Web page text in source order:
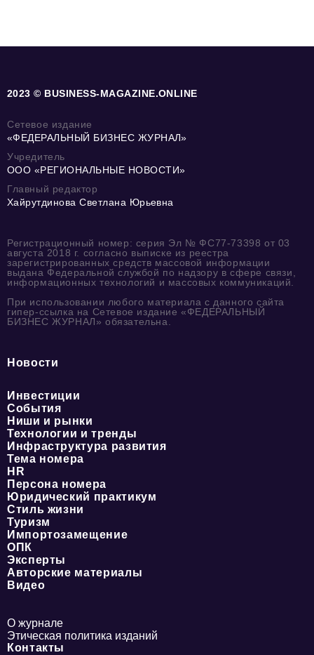
2023 © BUSINESS-MAGAZINE.ONLINE
Сетевое издание
«ФЕДЕРАЛЬНЫЙ БИЗНЕС ЖУРНАЛ»
Учредитель
ООО «РЕГИОНАЛЬНЫЕ НОВОСТИ»
Главный редактор
Хайрутдинова Светлана Юрьевна
Регистрационный номер: серия Эл № ФС77-73398 от 03
августа 2018 г. согласно выписке из реестра
зарегистрированных средств массовой информации
выдана Федеральной службой по надзору в сфере связи,
информационных технологий и массовых коммуникаций.
При использовании любого материала с данного сайта
гипер-ссылка на Сетевое издание «ФЕДЕРАЛЬНЫЙ
БИЗНЕС ЖУРНАЛ» обязательна.
Новости
Инвестиции
События
Ниши и рынки
Технологии и тренды
Инфраструктура развития
Тема номера
HR
Персона номера
Юридический практикум
Стиль жизни
Туризм
Импортозамещение
ОПК
Эксперты
Авторские материалы
Видео
О журнале
Этическая политика изданий
Контакты